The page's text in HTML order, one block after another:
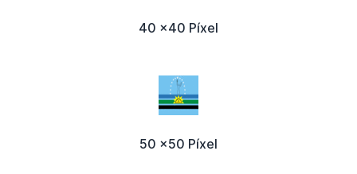
40 x40 Píxel
50 x50 Píxel